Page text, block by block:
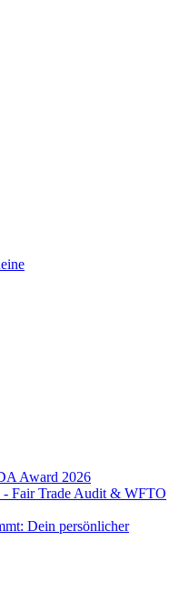
Award 2026
- Fair Trade Audit & WFTO
Dein persönlicher